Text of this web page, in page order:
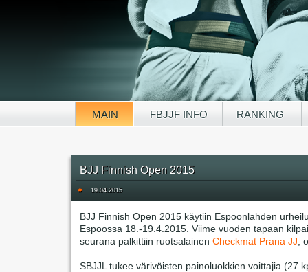
MAIN FBJJF INFO RANKING
BJJ Finnish Open 2015
# 19.04.2015
BJJ Finnish Open 2015 käytiin Espoonlahden
Espoossa 18.-19.4.2015. Viime vuoden tapaan
seurana palkittiin ruotsalainen Checkmat Prana JJ ,
SBJJL tukee värivöisten painoluokkien voittajia (27